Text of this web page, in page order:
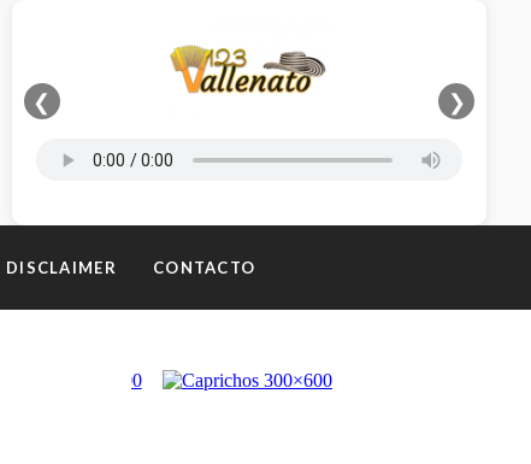
❮ ❯
DISCLAIMER CONTACTO